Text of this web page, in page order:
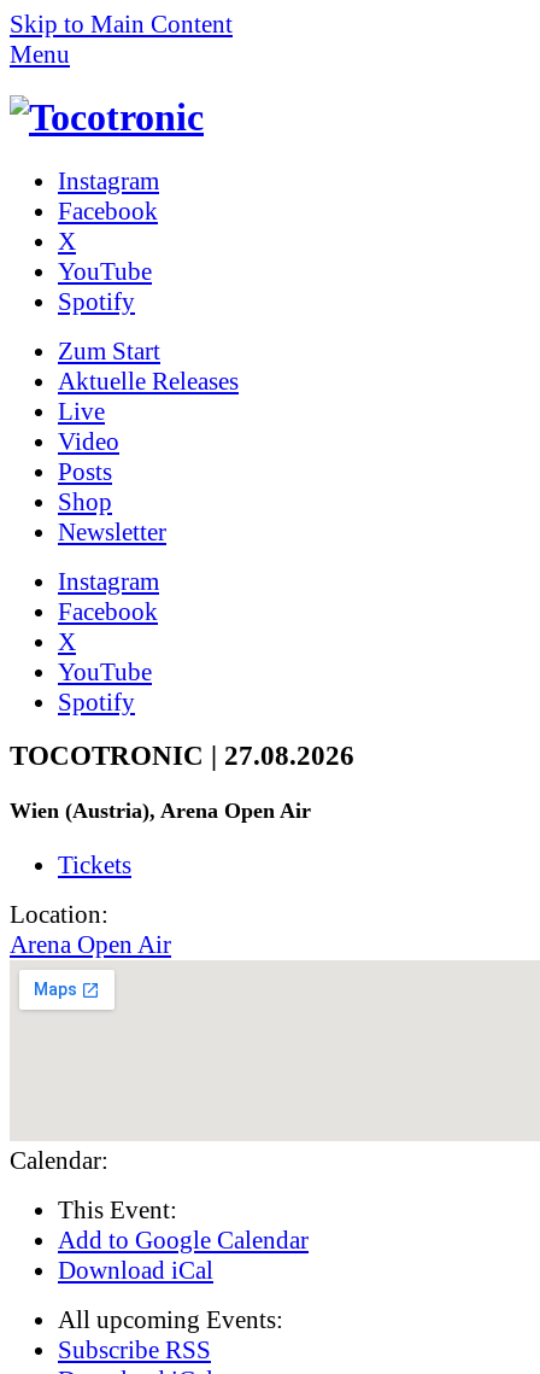
Skip to Main Content
Menu
Instagram
Facebook
X
YouTube
Spotify
Zum Start
Aktuelle Releases
Live
Video
Posts
Shop
News­letter
Instagram
Facebook
X
YouTube
Spotify
TOCOTRONIC | 27.08.2026
Wien (Austria), Arena Open Air
Tickets
Location:
Arena Open Air
Calendar:
This Event:
Add to Google Calendar
Download iCal
All upcoming Events:
Subscribe RSS